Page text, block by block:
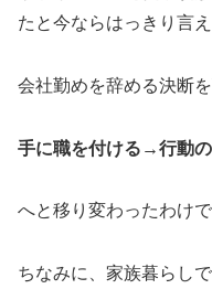
たと今ならはっきり言え
会社勤めを辞める決断
手に職を付ける→行動
へと移り変わったわけで
ちなみに、家族暮らし